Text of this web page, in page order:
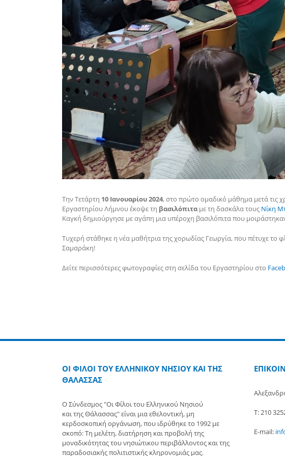
Την Τετάρτη 10 Ιανουαρίου 2024, στο πρώτο ομαδικό μάθημα μετά τις
Εργαστηρίου Λήμνου έκοψε τη βασιλόπιτα με τη δασκάλα τους Νίκη
Καγκή δημιούργησε με αγάπη μια υπέροχη βασιλόπιτα που
Τυχερή στάθηκε η νέα μαθήτρια της χορωδίας Γεωργία, που πέτυχε το
Σαμαράκη!
Δείτε περισσότερες φωτογραφίες στη σελίδα του Εργαστηρίου στο
ΟΙ ΦΙΛΟΙ ΤΟΥ ΕΛΛΗΝΙΚΟΥ ΝΗΣΙΟΥ ΚΑΙ ΤΗΣ
ΘΑΛΑΣΣΑΣ
Ο Σύνδεσμος "Οι Φίλοι του Ελληνικού Νησιού
και της Θάλασσας" είναι μια εθελοντική, μη
κερδοσκοπική οργάνωση, που ιδρύθηκε το 1992 με
σκοπό: Τη μελέτη, διατήρηση και προβολή της
μοναδικότητας του νησιώτικου περιβάλλοντος και της
παραδοσιακής πολιτιστικής κληρονομιάς μας.
Τ: 210
E-mail: